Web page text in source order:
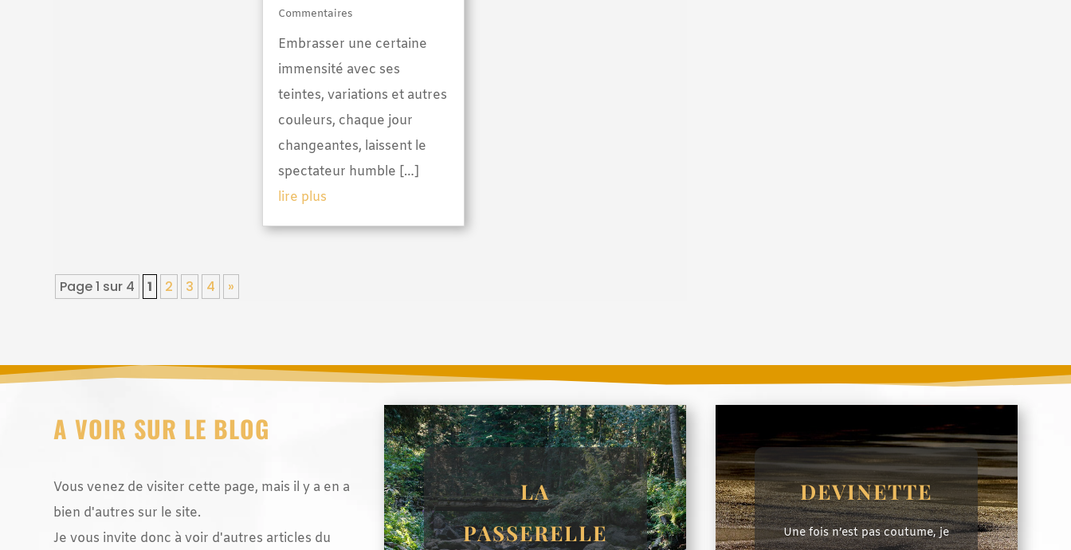
Commentaires
Embrasser une certaine
immensité avec ses
teintes, variations et autres
couleurs, chaque jour
changeantes, laissent le
spectateur humble […]
lire plus
Page 1 sur 4 1 2 3 4 »
A VOIR SUR LE BLOG
Vous venez de visiter cette page, mais il y a en a
bien d'autres sur le site.
Je vous invite donc à voir d'autres articles du
LA
PASSERELLE
DEVINETTE
Une fois n’est pas coutume, je